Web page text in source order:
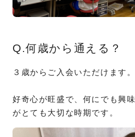
Q.何歳から通える？
３歳からご入会いただけます。
好奇心が旺盛で、何にでも興
がとても大切な時期です。